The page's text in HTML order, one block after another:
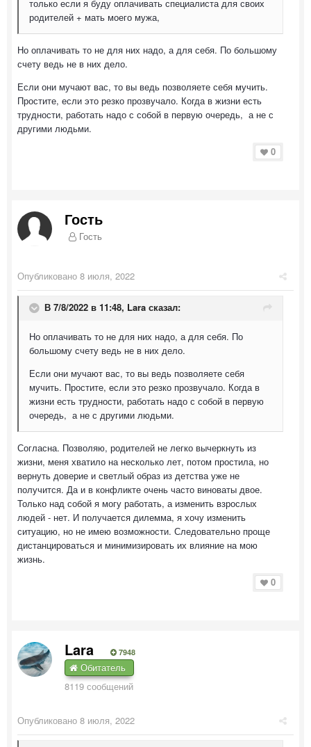
только если я буду оплачивать специалиста для своих
родителей + мать моего мужа,
Но оплачивать то не для них надо, а для себя. По большому
счету ведь не в них дело.
Если они мучают вас, то вы ведь позволяете себя мучить.
Простите, если это резко прозвучало. Когда в жизни есть
трудности, работать надо с собой в первую очередь, а не с
другими людьми.
0
Гость
Гость
Опубликовано 8 июля, 2022
В 7/8/2022 в 11:48, Lara сказал:
Но оплачивать то не для них надо, а для себя. По
большому счету ведь не в них дело.
Если они мучают вас, то вы ведь позволяете себя
мучить. Простите, если это резко прозвучало. Когда в
жизни есть трудности, работать надо с собой в первую
очередь, а не с другими людьми.
Согласна. Позволяю, родителей не легко вычеркнуть из
жизни, меня хватило на несколько лет, потом простила, но
вернуть доверие и светлый образ из детства уже не
получится. Да и в конфликте очень часто виноваты двое.
Только над собой я могу работать, а изменить взрослых
людей - нет. И получается дилемма, я хочу изменить
ситуацию, но не имею возможности. Следовательно проще
дистанцироваться и минимизировать их влияние на мою
жизнь.
0
Lara 7948
Обитатель
8119 сообщений
Опубликовано 8 июля, 2022